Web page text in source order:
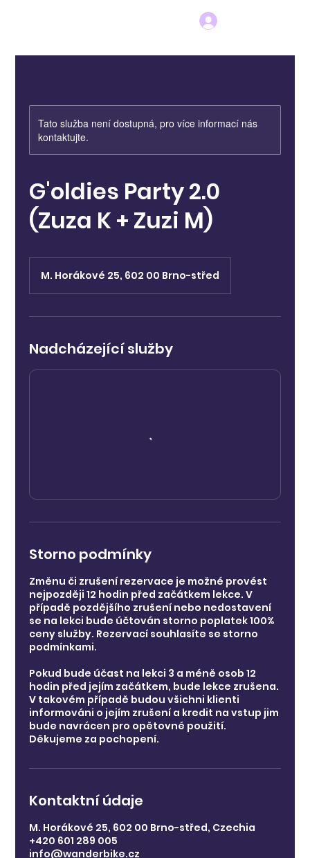
Tato služba není dostupná, pro více informací nás
kontaktujte.
G'oldies Party 2.0
(Zuza K + Zuzi M)
M. Horákové 25, 602 00 Brno-střed
Nadcházející služby
Storno podmínky
Změnu či zrušení rezervace je možné provést
nejpozději 12 hodin před začátkem lekce. V
případě pozdějšího zrušení nebo nedostavení
se na lekci bude účtován storno poplatek 100%
ceny služby. Rezervací souhlasíte se storno
podmínkami.
Pokud bude účast na lekci 3 a méně osob 12
hodin před jejím začátkem, bude lekce zrušena.
V takovém případě budou všichni klienti
informováni o jejím zrušení a kredit na vstup jim
bude navrácen pro opětovné použití.
Děkujeme za pochopení.
Kontaktní údaje
M. Horákové 25, 602 00 Brno-střed, Czechia
+420 601 289 005
info@wanderbike.cz